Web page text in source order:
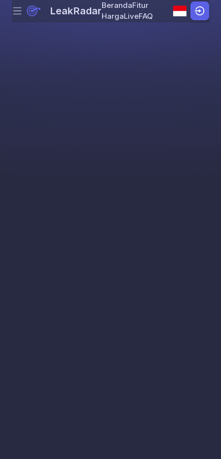
Skip to content
Menu LeakRadarBerandaFitur
HargaLiveFAQ